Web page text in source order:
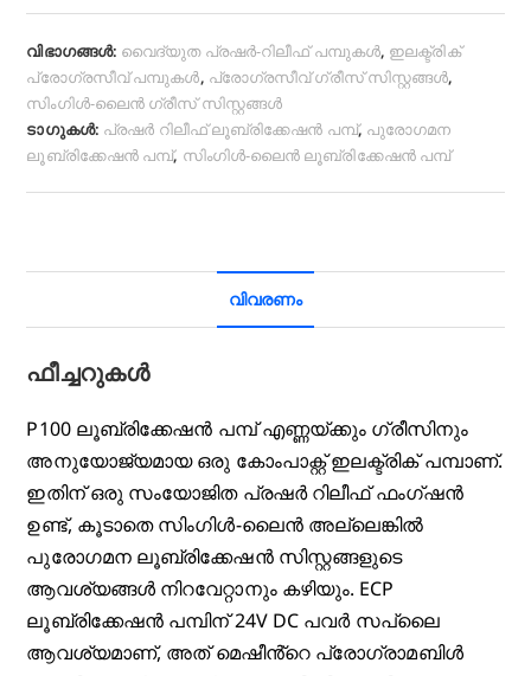
വിഭാഗങ്ങൾ: വൈദ്യുത പ്രഷർ-റിലീഫ് പമ്പുകൾ, ഇലക്ട്രിക്
പ്രോഗ്രസീവ് പമ്പുകൾ, പ്രോഗ്രസീവ് ഗ്രീസ് സിസ്റ്റങ്ങൾ,
സിംഗിൾ-ലൈൻ ഗ്രീസ് സിസ്റ്റങ്ങൾ
ടാഗുകൾ: പ്രഷർ റിലീഫ് ലൂബ്രിക്കേഷൻ പമ്പ്, പുരോഗമന
ലൂബ്രിക്കേഷൻ പമ്പ്, സിംഗിൾ-ലൈൻ ലൂബ്രിക്കേഷൻ പമ്പ്
വിവരണം
ഫീച്ചറുകൾ
P100 ലൂബ്രിക്കേഷൻ പമ്പ് എണ്ണയ്ക്കും ഗ്രീസിനും
അനുയോജ്യമായ ഒരു കോംപാക്റ്റ് ഇലക്ട്രിക് പമ്പാണ്.
ഇതിന് ഒരു സംയോജിത പ്രഷർ റിലീഫ് ഫംഗ്‌ഷൻ
ഉണ്ട്, കൂടാതെ സിംഗിൾ-ലൈൻ അല്ലെങ്കിൽ
പുരോഗമന ലൂബ്രിക്കേഷൻ സിസ്റ്റങ്ങളുടെ
ആവശ്യങ്ങൾ നിറവേറ്റാനും കഴിയും. ECP
ലൂബ്രിക്കേഷൻ പമ്പിന് 24V DC പവർ സപ്ലൈ
ആവശ്യമാണ്, അത് മെഷീൻ്റെ പ്രോഗ്രാമബിൾ